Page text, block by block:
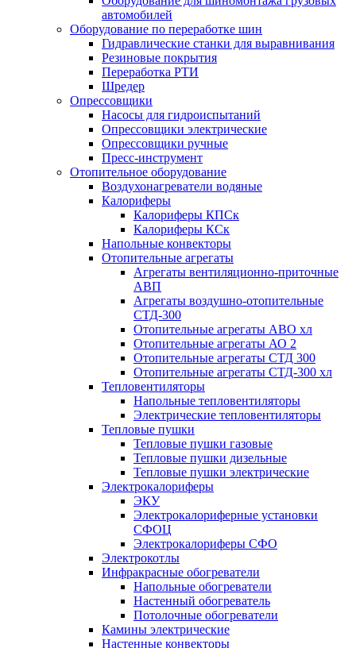
автомобилей
Оборудование по переработке шин
Гидравлические станки для выравнивания
Резиновые покрытия
Переработка РТИ
Шредер
Опрессовщики
Насосы для гидроиспытаний
Опрессовщики электрические
Опрессовщики ручные
Пресс-инструмент
Отопительное оборудование
Воздухонагреватели водяные
Калориферы
Калориферы КПСк
Калориферы КСк
Напольные конвекторы
Отопительные агрегаты
Агрегаты вентиляционно-приточные
АВП
Агрегаты воздушно-отопительные
СТД-300
Отопительные агрегаты АВО хл
Отопительные агрегаты АО 2
Отопительные агрегаты СТД 300
Отопительные агрегаты СТД-300 хл
Тепловентиляторы
Напольные тепловентиляторы
Электрические тепловентиляторы
Тепловые пушки
Тепловые пушки газовые
Тепловые пушки дизельные
Тепловые пушки электрические
Электрокалориферы
ЭКУ
Электрокалориферные установки
СФОЦ
Электрокалориферы СФО
Электрокотлы
Инфракрасные обогреватели
Напольные обогреватели
Настенный обогреватель
Потолочные обогреватели
Камины электрические
Настенные конвекторы